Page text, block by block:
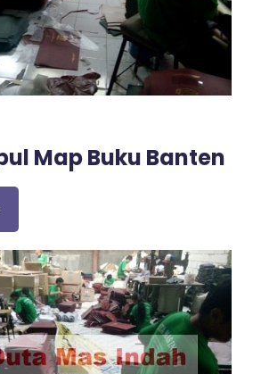
Map Buku Banten